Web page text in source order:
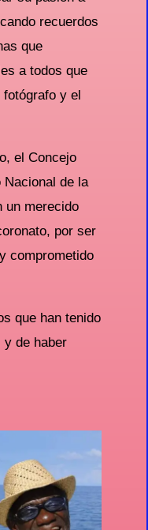
recuerdos
que
a todos que
y el
el Concejo
de la
un merecido
por ser
comprometido
que han tenido
y de haber